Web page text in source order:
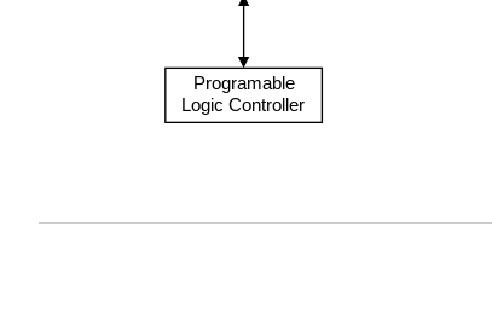
Programable
Logic Controller